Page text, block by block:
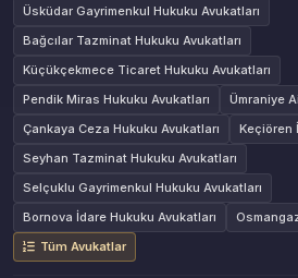
Üsküdar Gayrimenkul Hukuku Avukatları
Bağcılar Tazminat Hukuku Avukatları
Küçükçekmece Ticaret Hukuku Avukatları
Pendik Miras Hukuku Avukatları
Ümraniye
Çankaya Ceza Hukuku Avukatları
Keçiören
Seyhan Tazminat Hukuku Avukatları
Selçuklu Gayrimenkul Hukuku Avukatları
Bornova İdare Hukuku Avukatları
Tüm Avukatlar